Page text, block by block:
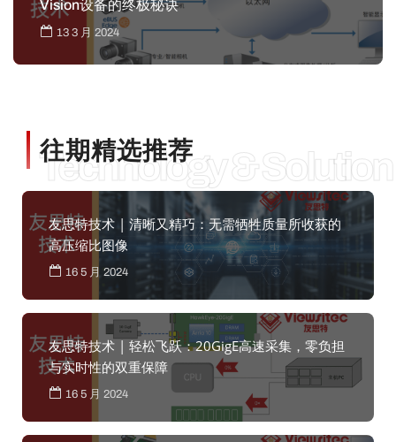
Vision设备的终极秘诀
13 3 月 2024
Technology & Solution
往期精选推荐
友思特技术 | 清晰又精巧：无需牺牲质量所收获的
高压缩比图像
16 5 月 2024
友思特技术 | 轻松飞跃：20GigE高速采集，零负担
与实时性的双重保障
16 5 月 2024